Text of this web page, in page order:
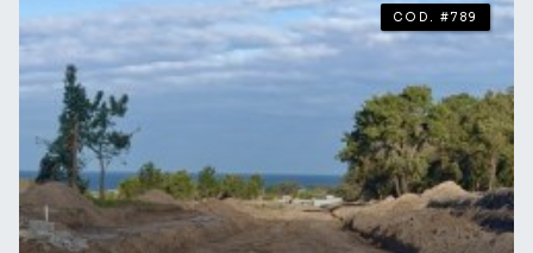
para asegurar vistas despejadas hacia los paisajes
acuáticos y la forestación. El proyecto prioriza la
arquitectura de autor abierta y de bajo impacto ambiental.
Es el refugio ideal para quienes buscan redescubrir el
tiempo y la calma. Amenities de alta gama perfectamente
integrados al paisaje. Club House panorámico: Un espacio
social con una gran pérgola de madera laminada que
enmarca el horizonte de la laguna. Organiza eventos
gastronómicos y cenas de luna llena. Piscina infinita:
COD. #789